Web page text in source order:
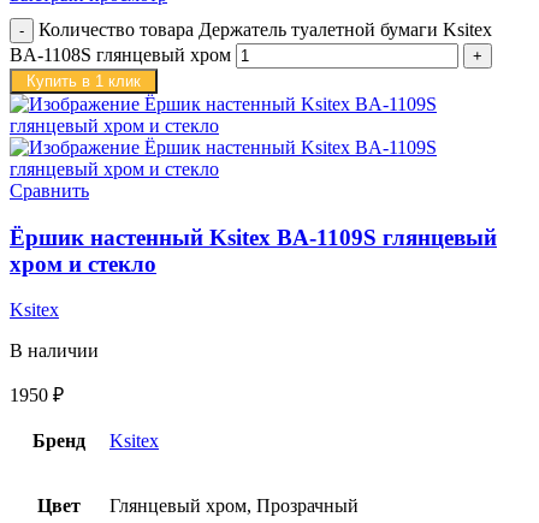
Количество товара Держатель туалетной бумаги Ksitex
BA-1108S глянцевый хром
Купить в 1 клик
Сравнить
Ёршик настенный Ksitex BA-1109S глянцевый
хром и стекло
Ksitex
В наличии
1950 ₽
Бренд Ksitex
Цвет Глянцевый хром, Прозрачный